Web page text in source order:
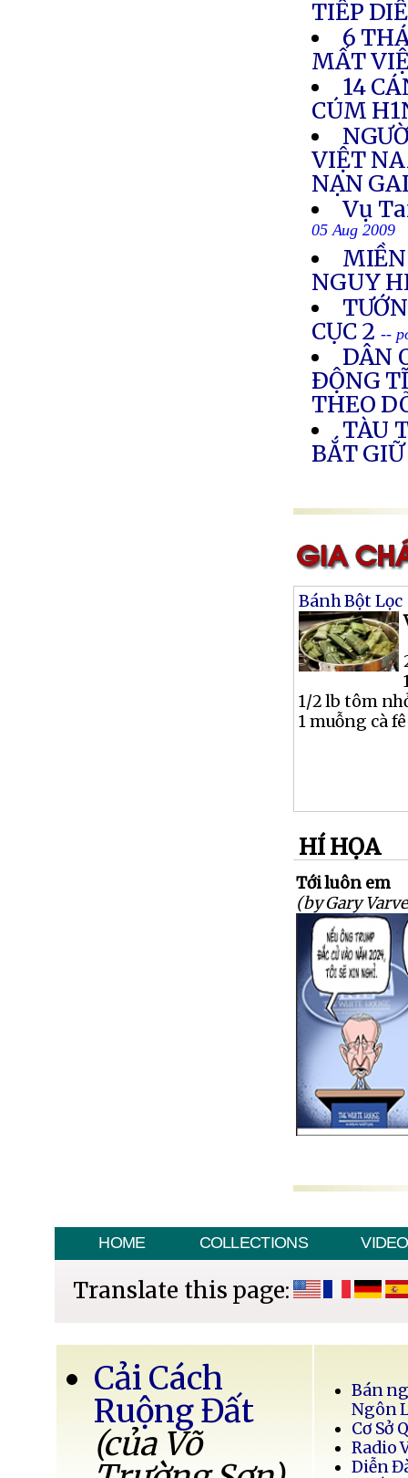
TIẾP
6
MẤT
14
CÚM
VIỆT
NẠN
Vụ
05 Aug 2009
NGUY
CỤC 2 --
DÂN
ÐỘNG
THEO
TÀU
BẮT
Bánh Bột Lọc
1/2 lb tôm
1 muỗng cà
HÍ HỌA
Tới luôn em
(by Gary
HOME COLLECTIONS VIDEO
Translate this page:
Cải Cách
Ruộng Đất
(của Võ
Bán
Ngôn
Cơ Sở
Radio
Diễn